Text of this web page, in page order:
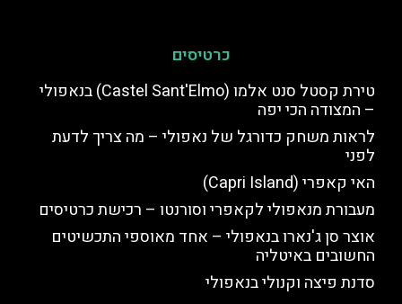
כרטיסים
טירת קסטל סנט אלמו (Castel Sant'Elmo) בנאפולי
– המצודה הכי יפה
לראות משחק כדורגל של נאפולי – מה צריך לדעת
לפני
האי קאפרי (Capri Island)
מעבורת מנאפולי לקאפרי וסורנטו – רכישת כרטיסים
אוצר סן ג'נארו בנאפולי – אחד מאוספי התכשיטים
החשובים באיטליה
סדנת פיצה וקנולי בנאפולי